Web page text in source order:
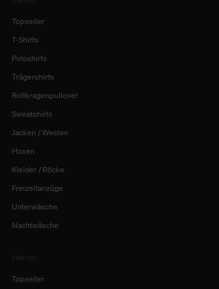
Topseller
T-Shirts
Poloshirts
Trägershirts
Rollkragenpullover
Sweatshirts
Jacken / Westen
Hosen
Kleider / Röcke
Freizeitanzüge
Unterwäsche
Nachtwäsche
Topseller